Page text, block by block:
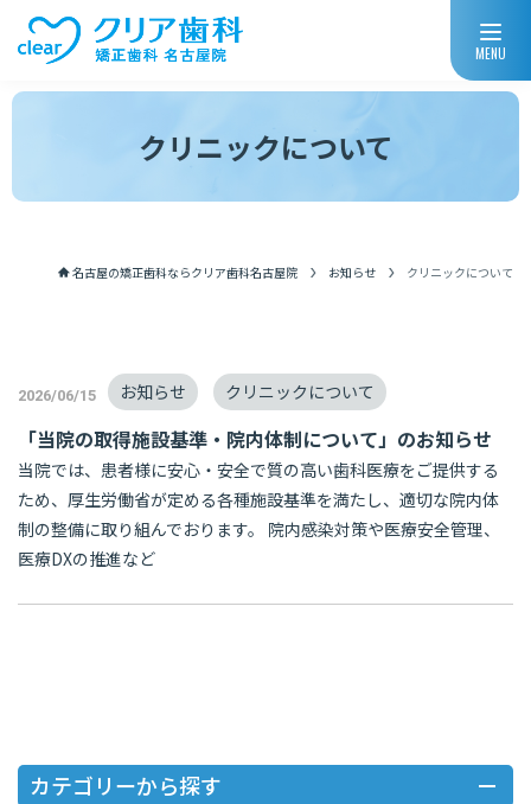
MENU
クリニックについて
名古屋の矯正歯科ならクリア歯科名古屋院 お知らせ クリニックについて
2026/06/15 お知らせ クリニックについて
「当院の取得施設基準・院内体制について」のお知らせ
当院では、患者様に安心・安全で質の高い歯科医療をご提供する
ため、厚生労働省が定める各種施設基準を満たし、適切な院内体
制の整備に取り組んでおります。 院内感染対策や医療安全管理、
医療DXの推進など
カテゴリーから探す